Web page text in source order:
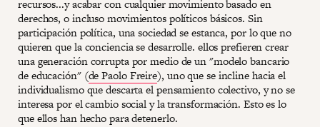
recursos...y acabar con cualquier movimiento basado en
derechos, o incluso movimientos políticos básicos. Sin
participación política, una sociedad se estanca, por lo que no
quieren que la conciencia se desarrolle. ellos prefieren crear
una generación corrupta por medio de un "modelo bancario
de educación" (de Paolo Freire), uno que se incline hacia el
individualismo que descarta el pensamiento colectivo, y no se
interesa por el cambio social y la transformación. Esto es lo
que ellos han hecho para detenerlo.